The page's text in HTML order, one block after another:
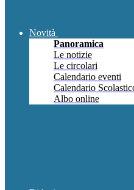
Novità
Panoramica
Le notizie
Le circolari
Calendario eventi
Calendario
Albo online